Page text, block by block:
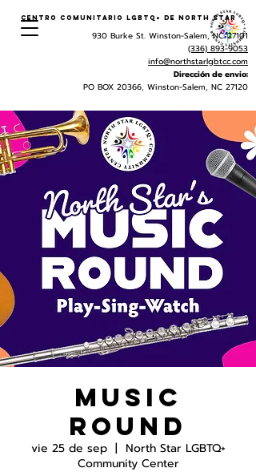
Centro Comunitario LGBTQ+ de North Star
930 Burke St. Winston-Salem, NC 27101
(336) 893-9053
info@northstarlgbtcc.com
Dirección de envio:
PO BOX 20366, Winston-Salem, NC 27120
Music
Round
vie 25 de sep
  |
North Star LGBTQ+
Community Center